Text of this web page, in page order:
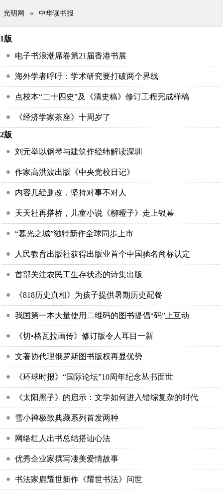
光明网 » 中华读书报
1版
电子书浪潮席卷第21届香港书展
海外学者呼吁：学术研究要打破两个界线
点校本“二十四史”及《清史稿》修订工程完成样稿
《经济学家茶座》十周岁了
2版
刘元举以钢琴与建筑作经纬解读深圳
作家高洪波出版《中央党校日记》
内容几经删改，坚持对事不对人
天天社再搭桥，儿童小说《柳哑子》走上银幕
“暮光之城”独特新作全球同步上市
人民教育出版社获得出版业首个中国驰名商标认定
首部关注农民工生存状态的诗集出版
《818历史真相》为孩子提供暑期历史配餐
我国第一本大量使用二维码的图书提倡“码”上互动
《切•格瓦拉画传》修订版令人耳目一新
文著协代理俄罗斯图书版权再显优势
《环球时报》“国际论坛”10周年纪念丛书面世
《太阳黑子》的启示：文学如何进入错综复杂的时代
雪小禅极致典藏系列首发两种
网络红人出书总结搭讪心法
优秀企业家撰写凄美爱情故事
书法家鹿耀世新作《耀世书法》问世